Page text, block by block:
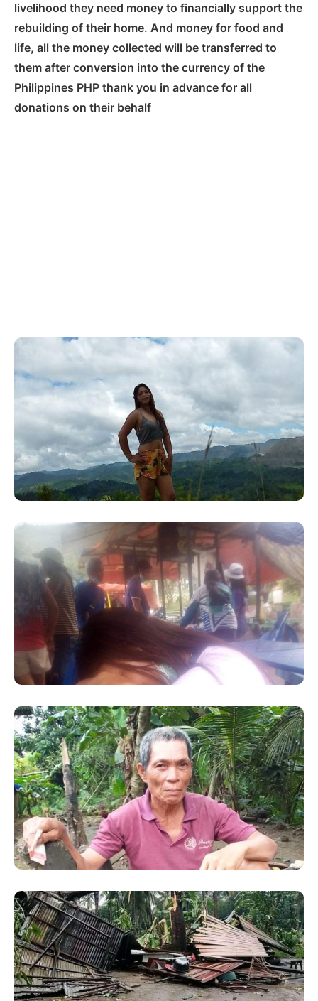
livelihood they need money to financially support the
rebuilding of their home. And money for food and
life, all the money collected will be transferred to
them after conversion into the currency of the
Philippines PHP thank you in advance for all
donations on their behalf